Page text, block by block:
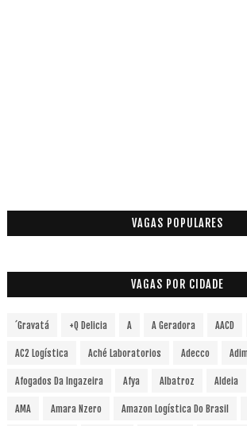
VAGAS POPULARES
VAGAS POR CIDADE
´Gravatá +Q Delicia A A Geradora AACD
AC2 Logística Aché Laboratorios Adecco
Afogados Da Ingazeira Afya Albatroz Aldeia
AMA Amara Nzero Amazon Logística Do Brasil